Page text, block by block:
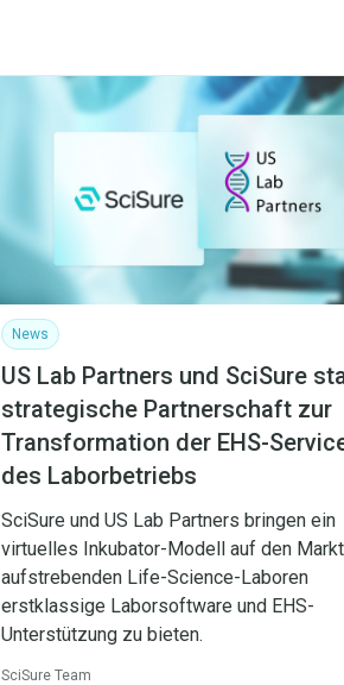
News
US Lab Partners und SciSure
strategische Partnerschaft zur
Transformation der EHS-
des Laborbetriebs
SciSure und US Lab Partners bringen ein
virtuelles Inkubator-Modell auf den
aufstrebenden Life-Science-Laboren
erstklassige Laborsoftware und EHS-
Unterstützung zu bieten.
SciSure Team